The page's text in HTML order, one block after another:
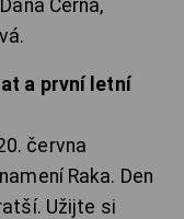
Černá,
a první letní
června
Raka. Den
Užijte si